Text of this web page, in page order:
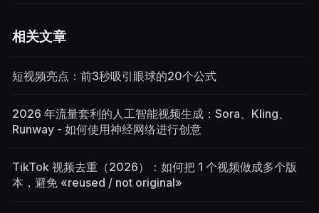
相关文章
短视频亮点：前3秒吸引眼球的20个公式
2026 年流量套利的人工智能视频生成：Sora、Kling、
Runway - 如何使用神经网络进行创意
TikTok 视频去重（2026）：如何把 1 个视频做成多个版
本，避免 «reused / not original»